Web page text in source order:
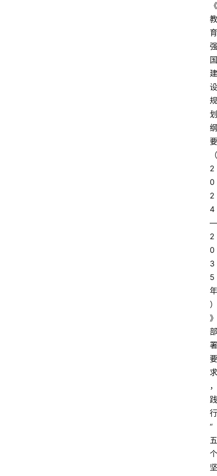
《
教
育
强
国
建
设
规
划
纲
要
（
2
0
2
4
—
2
0
3
5
年
）
》
部
署
要
求
，
践
行
“
五
个
坚